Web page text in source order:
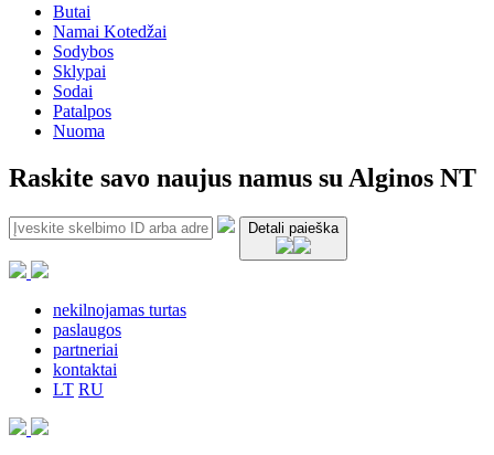
Butai
Namai Kotedžai
Sodybos
Sklypai
Sodai
Patalpos
Nuoma
Raskite savo naujus namus su Alginos NT
Detali paieška
nekilnojamas turtas
paslaugos
partneriai
kontaktai
LT RU